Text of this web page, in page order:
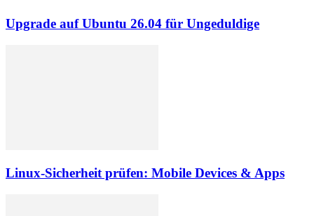
Upgrade auf Ubuntu 26.04 für Ungeduldige
Linux-Sicherheit prüfen: Mobile Devices & Apps